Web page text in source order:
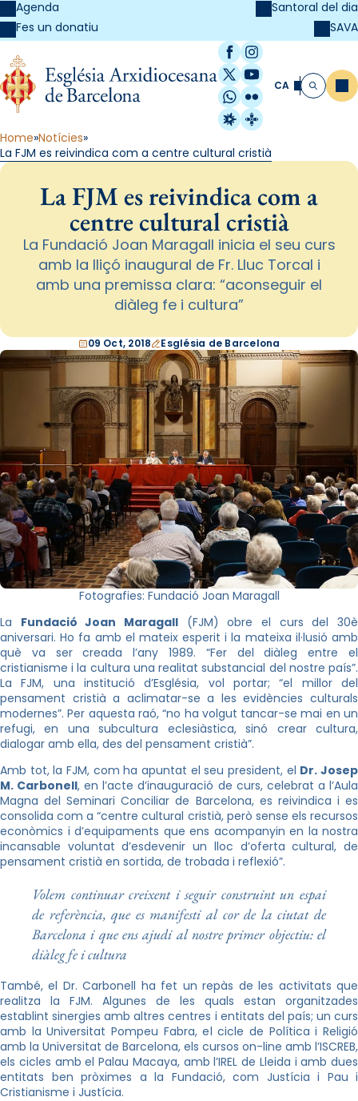
Agenda
Fes un donatiu
Santoral del dia
SAVA
Facebook
Instagram
X / Twitter
YouTube
WhatsApp
Flickr
Radio Estel
Catalunya
CA Cerca
Home Notícies
La FJM es reivindica com a centre cultural cristià
La FJM es reivindica com a
centre cultural cristià
La Fundació Joan Maragall inicia el seu curs
amb la lliçó inaugural de Fr. Lluc Torcal i
amb una premissa clara: “aconseguir el
diàleg fe i cultura”
09 Oct, 2018 Església de Barcelona
Fotografies: Fundació Joan Maragall
La Fundació Joan Maragall (FJM) obre el curs del 30è
aniversari. Ho fa amb el mateix esperit i la mateixa il·lusió amb
què va ser creada l’any 1989. “Fer del diàleg entre el
cristianisme i la cultura una realitat substancial del nostre país”.
La FJM, una institució d’Església, vol portar; “el millor del
pensament cristià a aclimatar-se a les evidències culturals
modernes”. Per aquesta raó, “no ha volgut tancar-se mai en un
refugi, en una subcultura eclesiàstica, sinó crear cultura,
dialogar amb ella, des del pensament cristià”.
Amb tot, la FJM, com ha apuntat el seu president, el Dr. Josep
M. Carbonell, en l’acte d’inauguració de curs, celebrat a l’Aula
Magna del Seminari Conciliar de Barcelona, es reivindica i es
consolida com a “centre cultural cristià, però sense els recursos
econòmics i d’equipaments que ens acompanyin en la nostra
incansable voluntat d’esdevenir un lloc d’oferta cultural, de
pensament cristià en sortida, de trobada i reflexió”.
Volem continuar creixent i seguir construint un espai
de referència, que es manifesti al cor de la ciutat de
Barcelona i que ens ajudi al nostre primer objectiu: el
diàleg fe i cultura
També, el Dr. Carbonell ha fet un repàs de les activitats que
realitza la FJM. Algunes de les quals estan organitzades
establint sinergies amb altres centres i entitats del país; un curs
amb la Universitat Pompeu Fabra, el cicle de Política i Religió
amb la Universitat de Barcelona, els cursos on-line amb l’ISCREB,
els cicles amb el Palau Macaya, amb l’IREL de Lleida i amb dues
entitats ben pròximes a la Fundació, com Justícia i Pau i
Cristianisme i Justícia.